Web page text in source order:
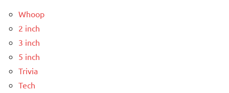
Whoop
2 inch
3 inch
5 inch
Trivia
Tech